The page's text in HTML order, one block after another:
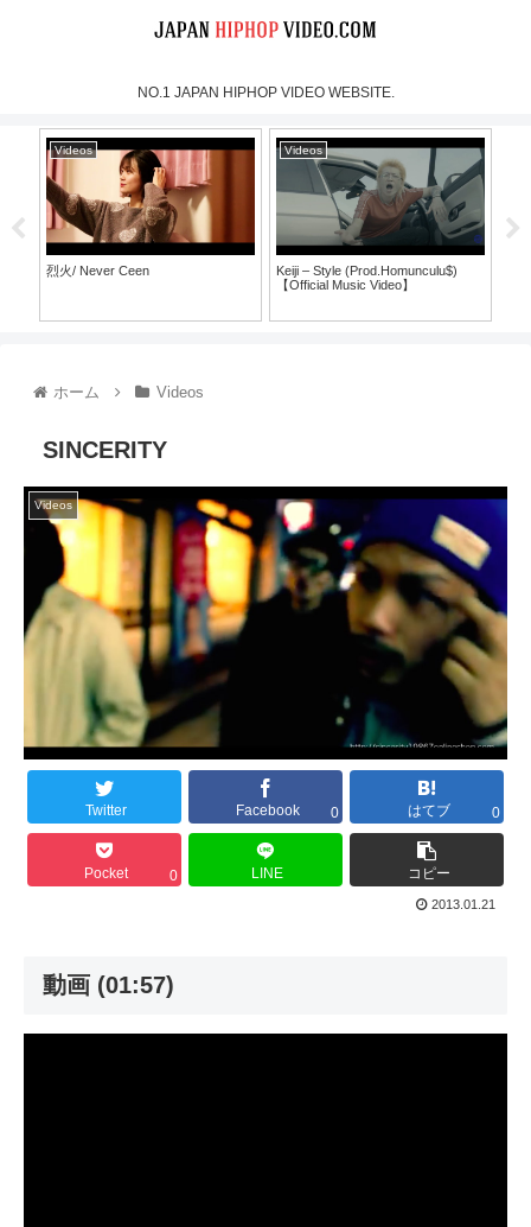
NO.1 JAPAN HIPHOP VIDEO WEBSITE.
Videos
烈火/ Never Ceen
Videos
Keiji – Style (Prod.Homunculu$)
【Official Music Video】
ホーム Videos
SINCERITY
Videos
Twitter Facebook 0 はてブ 0
Pocket 0 LINE コピー
2013.01.21
動画 (01:57)